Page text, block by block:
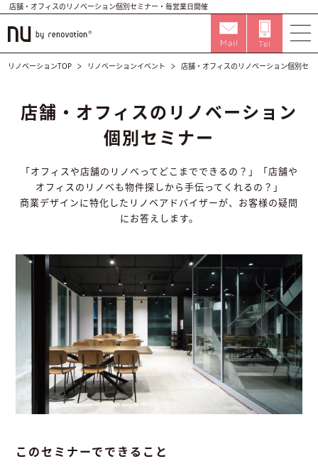
店舗・オフィスのリノベーション個別セミナー・毎営業日開催
リノベーションTOP リノベーションイベント 店舗・オフィスのリノベーション個別セミ
店舗・オフィスのリノベーション
個別セミナー
「オフィスや店舗のリノベってどこまでできるの？」「店舗や
オフィスのリノベも物件探しから手伝ってくれるの？」
商業デザインに特化したリノベアドバイザーが、お客様の疑問
にお答えします。
このセミナーでできること